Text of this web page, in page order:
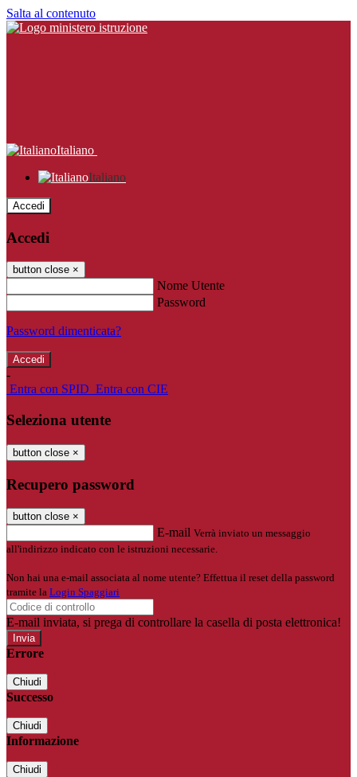
Salta al contenuto
Italiano
Italiano
Accedi
Accedi
button close ×
Nome Utente
Password
Password dimenticata?
-
Entra con SPID Entra con CIE
Seleziona utente
button close ×
Recupero password
button close ×
E-mail Verrà inviato un messaggio
all'indirizzo indicato con le istruzioni necessarie.
Non hai una e-mail associata al nome utente? Effettua il reset della password
tramite la Login Spaggiari
E-mail inviata, si prega di controllare la casella di posta elettronica!
Errore
Chiudi
Successo
Chiudi
Informazione
Chiudi